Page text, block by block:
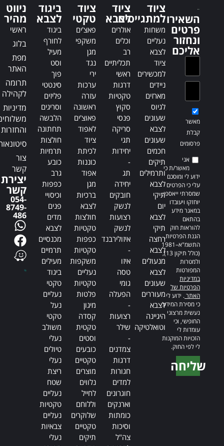
t
i
v
e
t
i
השאירו
פרטים
ונחזור
אליכם
מאשר
קבלת
פרסומים
אני
מאשר/ת כי
ידוע לי ומוסכם
עלי כי הפרטים
שמסרתי ייאספו,
יוחזקו ויעובדו
במאגר מידע
בהתאם
להוראות חוק
הגנת הפרטיות,
התשמ"א–1981
(כולל תיקון 13),
ולמטרות
המפורטות
במדיניות
הפרטיות של
האתר. ידוע לי
כי מסירת המידע
נעשית מרצוני
החופשי, וכי
עומדות לי
הזכויות המוקנות
לי לפי החוק.
שליחה
ציוד
למתגייסים
משחות
נעליים
לצבא
ציוד
למכשירים
ניידים
מארזים
לגיוס
שעונים
לצבא
שעונים
חכמים
תיקים
ותרמילים
לצבא
תיקי
יום
לצבא
תיקי
רחצה
לצבא
מנעולים
לצבא
שעונים
מעוררים
לצבא
היגיינה
וטואלטיקה
ציוד
לצבא
אולרים
וכלים
רב
תכליתיים
ראשי
דרגות
טקטיות
סקוץ
פנסי
סריקה
תגי
יחידות
-
תג
יחידה
חובקים
לנשק
רצועות
לנשק
איזולירבנד
-
איזו
טסה
גומי
הפעלה
-
רצועות
שילר
-
צמדנים
דרגות
חגורות
למדים
חוגרונים
וארנקים
כומתות
וסיכות
צה"ל
ציוד
טקטי
פאצ'ים
משקפי
מגן
נגד
ירי
ערכות
עזרה
ראשונה
פאוצ'ים
לאפוד
ציוד
לכיתת
כוננות
אפוד
מגן
ברכיות
לצבא
חולצות
טקטיות
כפפות
טקטיות
משקפות
נעליים
טקטיות
פלטות
מיגון
קסדה
טקטית
וסטים
כובעים
טקטיים
מוצרים
נלווים
לחייל
וללוחם
שלוקרים
טקטיים
תיקים
ביגוד
לצבא
ביגוד
לחורף
מעיל
וסט
פוך
סינטטי
פליזים
וסריגים
הלבשה
תחתונה
חולצות
תרמיות
כובע
גרב
כפפות
וכיסויי
פנים
מדים
לצבא
מכנסיים
תרמיים
מעילים
ביגוד
טקטי
נעליים
נעל
טקטי
משולב
נעלי
טיולים
נעלי
ריצת
שטח
נעליים
טקטיות
נעליים
צבאיות
נעלי
ניווט
מהיר
ראשי
בלוג
מפת
האתר
תרומה
לקהילה
מדיניות
והחזרות
צור
קשר
יצירת
קשר
054-
8749-
486